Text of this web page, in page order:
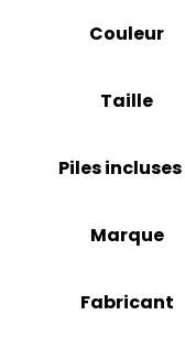
Couleur
Taille
Piles incluses
Marque
Fabricant